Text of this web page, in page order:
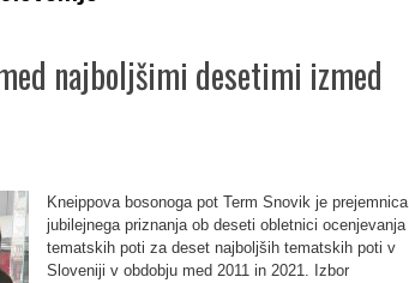
najboljšimi desetimi izmed
Kneippova bosonoga pot Term Snovik je prejemnica
jubilejnega priznanja ob deseti obletnici ocenjevanja
tematskih poti za deset najboljših tematskih poti v
Sloveniji v obdobju med 2011 in 2021. Izbor